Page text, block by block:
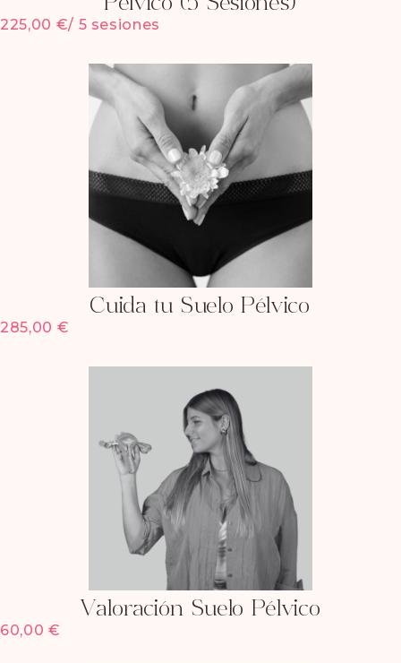
225,00 €/ 5 sesiones
Cuida tu Suelo Pélvico
285,00 €
Valoración Suelo Pélvico
60,00 €